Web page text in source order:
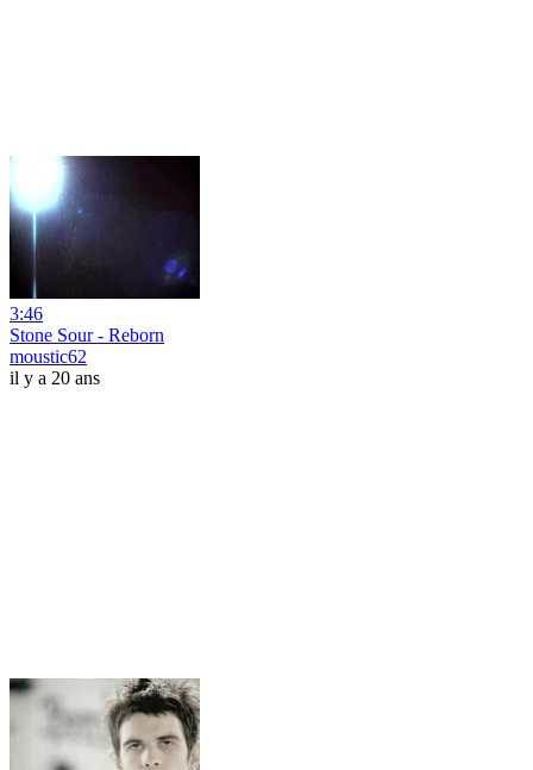
3:46
Stone Sour - Reborn
moustic62
il y a 20 ans